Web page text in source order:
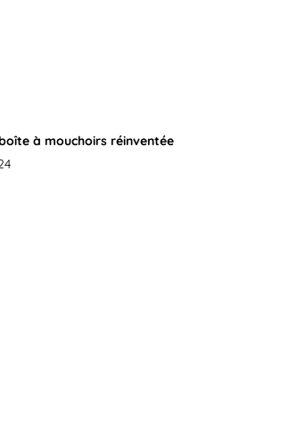
à mouchoirs réinventée